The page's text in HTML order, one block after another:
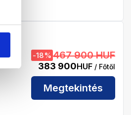
-18% 467 900 HUF
383 900HUF / Főtől
Megtekintés